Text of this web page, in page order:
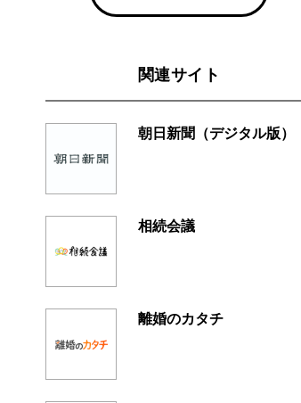
関連サイト
朝日新聞（デジタル版）
相続会議
離婚のカタチ